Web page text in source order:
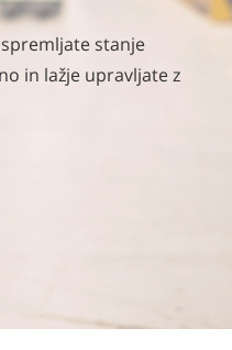
stanje
in lažje upravljate z